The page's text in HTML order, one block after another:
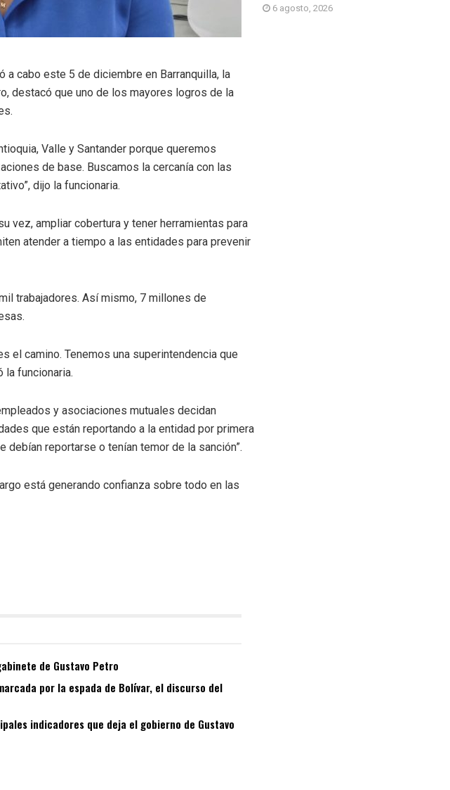
6 agosto, 2026
cabo este 5 de diciembre en Barranquilla, la
destacó que uno de los mayores logros de la
Valle y Santander porque queremos
de base. Buscamos la cercanía con las
dijo la funcionaria.
vez, ampliar cobertura y tener herramientas para
atender a tiempo a las entidades para prevenir
trabajadores. Así mismo, 7 millones de
el camino. Tenemos una superintendencia que
la funcionaria.
y asociaciones mutuales decidan
que están reportando a la entidad por primera
reportarse o tenían temor de la sanción”.
está generando confianza sobre todo en las
de Gustavo Petro
por la espada de Bolívar, el discurso del
indicadores que deja el gobierno de Gustavo